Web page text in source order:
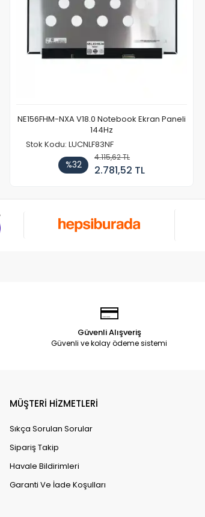
NE156FHM-NXA V18.0 Notebook Ekran Paneli
144Hz
Stok Kodu: LUCNLF83NF
%32
4.115,62 TL
2.781,52 TL
Güvenli Alışveriş
Güvenli ve kolay ödeme sistemi
MÜŞTERİ HİZMETLERİ
Sıkça Sorulan Sorular
Sipariş Takip
Havale Bildirimleri
Garanti Ve İade Koşulları